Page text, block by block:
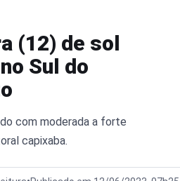
(12) de sol
Sul do
com moderada a forte
capixaba.